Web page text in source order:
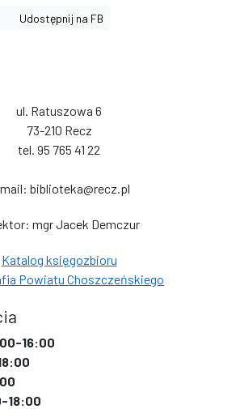
Udostępnij na FB
ul. Ratuszowa 6
73-210 Recz
tel. 95 765 41 22
biblioteka@recz.pl
mgr Jacek Demczur
Katalog księgozbioru
Powiatu Choszczeńskiego
16:00
18:00